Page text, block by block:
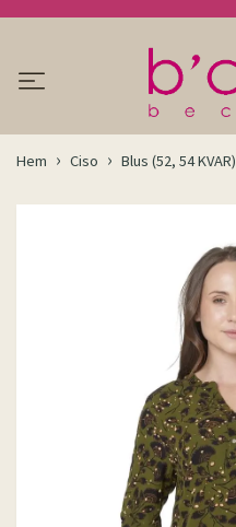
Hem Ciso Blus (52, 54 KVAR)